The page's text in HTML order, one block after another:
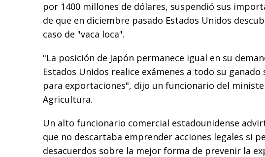
por 1400 millones de dólares, suspendió sus
de que en diciembre pasado Estados Unidos
caso de "vaca loca".
"La posición de Japón permanece igual en su
Estados Unidos realice exámenes a todo su ganado
para exportaciones", dijo un funcionario del
Agricultura.
Un alto funcionario comercial estadounidense
que no descartaba emprender acciones legales si
desacuerdos sobre la mejor forma de prevenir la